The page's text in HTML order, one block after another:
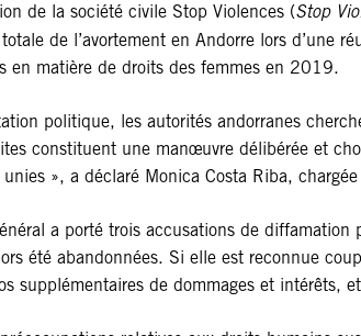
de la société civile Stop Violences (Stop
de l’avortement en Andorre lors d’une
en matière de droits des femmes en 2019.
politique, les autorités andorranes
constituent une manœuvre délibérée et
», a déclaré Monica Costa Riba,
a porté trois accusations de
été abandonnées. Si elle est reconnue
supplémentaires de dommages et intérêts,